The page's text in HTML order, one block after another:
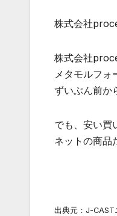
株式会社
株式会社
メタモルフォ
ずいぶん前か
でも、安い買
ネットの商品
出典元：J-CAST